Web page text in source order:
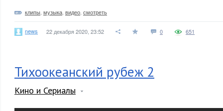
клипы музыка видео смотреть
news 22 декабря 2020, 23:52 0 651
Тихоокеанский рубеж 2
Кино и Сериалы